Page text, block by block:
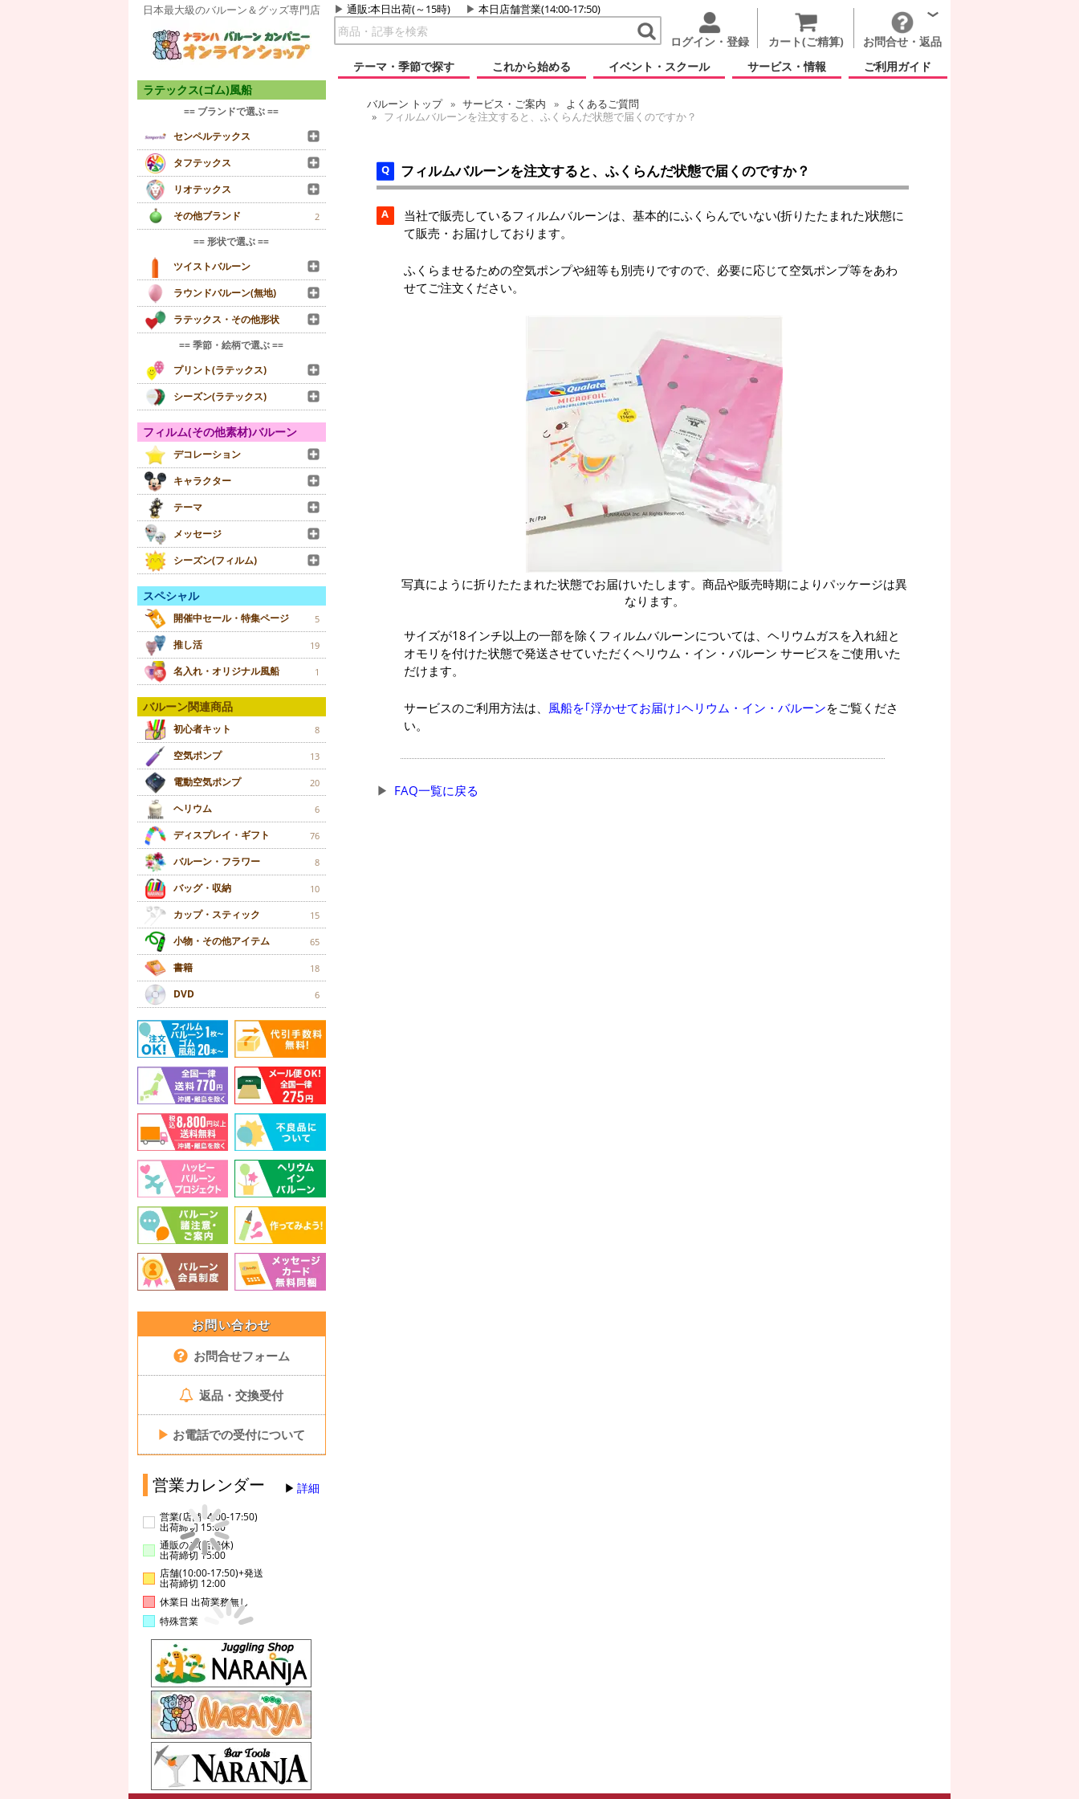
日本最大級のバルーン＆グッズ専門店 通販:本日出荷(～15時) 本日店舗営業(14:00-17:50)
ログイン・登録 カート(ご精算)
お問合せ・返品
テーマ・季節で探す
これから始める イベント・スクール サービス・情報 ご利用ガイド
ラテックス(ゴム)風船
== ブランドで選ぶ ==
センペルテックス
タフテックス
リオテックス
その他ブランド
2
== 形状で選ぶ ==
ツイストバルーン
ラウンドバルーン(無地)
ラテックス・その他形状
== 季節・絵柄で選ぶ ==
プリント(ラテックス)
シーズン(ラテックス)
フィルム(その他素材)バルーン
デコレーション
キャラクター
テーマ
メッセージ
シーズン(フィルム)
スペシャル
開催中セール・特集ページ 5
推し活 19
名入れ・オリジナル風船 1
バルーン関連商品
初心者キット 8
空気ポンプ 13
電動空気ポンプ 20
ヘリウム 6
ディスプレイ・ギフト 76
バルーン・フラワー 8
バッグ・収納 10
カップ・スティック 15
小物・その他アイテム 65
書籍 18
DVD 6
お問い合わせ
お問合せフォーム
返品・交換受付
▶ お電話での受付について
営業カレンダー 詳細
営業(店舗14:00-17:50)
出荷締切 15:00
通販のみ(店舗休)
出荷締切 15:00
店舗(10:00-17:50)+発送
出荷締切 12:00
休業日 出荷業務無し
特殊営業
バルーン トップ サービス・ご案内
よくあるご質問
フィルムバルーンを注文すると、ふくらんだ状態で届くのですか？
フィルムバルーンを注文すると、ふくらんだ状態で届くのですか？
A
当社で販売しているフィルムバルーンは、基本的にふくらんでいない(折りたたまれた)状態に
て販売・お届けしております。
ふくらませるための空気ポンプや紐等も別売りですので、必要に応じて空気ポンプ等をあわ
せてご注文ください。
写真にように折りたたまれた状態でお届けいたします。商品や販売時期によりパッケージは異
なります。
サイズが18インチ以上の一部を除くフィルムバルーンについては、ヘリウムガスを入れ紐と
オモリを付けた状態で発送させていただくヘリウム・イン・バルーン サービスをご使用いた
だけます。
サービスのご利用方法は、 風船を｢浮かせてお届け｣ヘリウム・イン・バルーンをご覧くださ
い。
FAQ一覧に戻る